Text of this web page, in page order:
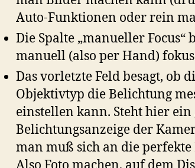
Auto-Funktionen oder rein
Die Spalte „manueller Focus“
manuell (also per Hand)
Das vorletzte Feld besagt, ob
Objektivtyp die Belichtung
einstellen kann. Steht hier
Belichtungsanzeige der
man muß sich an die